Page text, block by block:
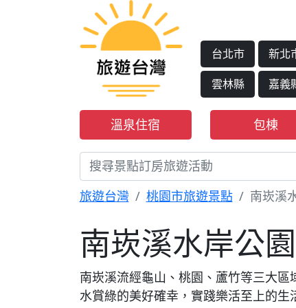
台北市 新北
雲林縣
嘉義
溫泉住宿 包棟
旅遊台灣
桃園市旅遊景點 南崁溪
南崁溪水岸公園
南崁溪流經龜山、桃園、蘆竹等三大
水賞綠的美好確幸，實踐樂活至上的生